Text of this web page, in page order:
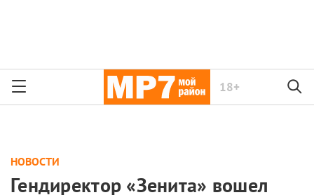
18+
НОВОСТИ
Гендиректор «Зенита» вошел